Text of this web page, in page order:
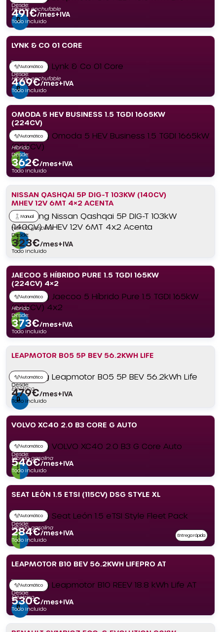
Híbrido enchufable
Desde:
491€/mes+IVA
Todo incluido
LYNK & CO 01 CORE
Automático
Híbrido enchufable
Desde:
469€/mes+IVA
Todo incluido
OMODA 5 HEV BUSINESS 1.5 TGDI 1665KW
(224CV)
Automático
Híbrido
Desde:
362€/mes+IVA
Todo incluido
NISSAN QASHQAI 5P DIG-T 103KW (140CV)
MHEV 12V 6MT 4×2 ACENTA
Manual
Híbrido gasolina
Desde:
323€/mes+IVA
Todo incluido
JAECOO 5 HÍBRIDO PURE 1.5 TGDI 165KW
(224CV) 4×2
Automático
Híbrido
Desde:
373€/mes+IVA
Todo incluido
LEAPMOTOR B05 5P BEV 56.2KWH LIFE
Automático
Eléctrico
Desde:
479€/mes+IVA
Todo incluido
VOLVO XC40 2.0 B3 CORE G AUTO
Automático
Híbrido gasolina
Desde:
546€/mes+IVA
Todo incluido
SEAT LEÓN 1.5 ETSI (115CV) DSG STYLE XL
Automático
Híbrido gasolina
Desde:
284€/mes+IVA
Todo incluido
Entrega rápida
LEAPMOTOR B10 BEV 56.2KWH LIFEPRO AT
Automático
Eléctrico
Desde:
530€/mes+IVA
Todo incluido